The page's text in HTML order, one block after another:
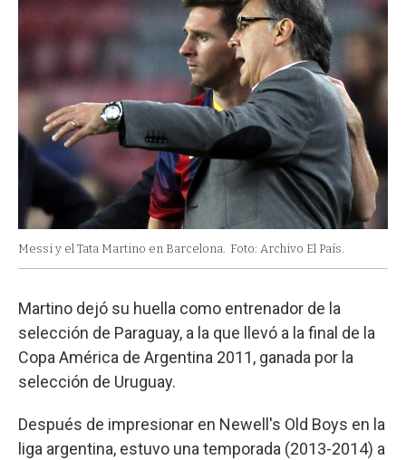
Messi y el Tata Martino en Barcelona. Foto: Archivo El País.
Martino dejó su huella como entrenador de la
selección de Paraguay, a la que llevó a la final de la
Copa América de Argentina 2011, ganada por la
selección de Uruguay.
Después de impresionar en Newell's Old Boys en la
liga argentina, estuvo una temporada (2013-2014) a